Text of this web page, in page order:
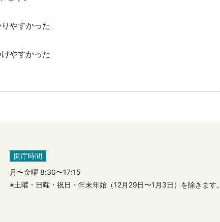
やすかった
けやすかった
開庁時間
月〜金曜 8:30〜17:15
※土曜・日曜・祝日・年末年始（12月29日〜1月3日）を除きます。